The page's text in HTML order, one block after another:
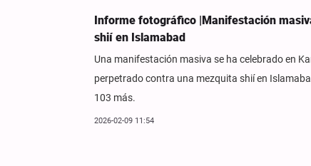
Informe fotográfico |Manifestación
shií en Islamabad
Una manifestación masiva se ha celebrado en
perpetrado contra una mezquita shií en
103 más.
2026-02-09 11:54